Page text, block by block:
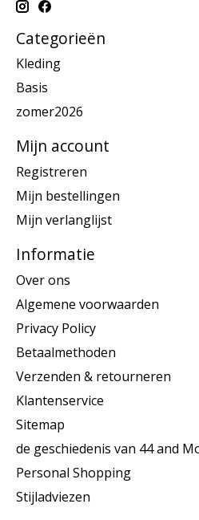
Categorieën
Kleding
Basis
zomer2026
Mijn account
Registreren
Mijn bestellingen
Mijn verlanglijst
Informatie
Over ons
Algemene voorwaarden
Privacy Policy
Betaalmethoden
Verzenden & retourneren
Klantenservice
Sitemap
de geschiedenis van 44 and
Personal Shopping
Stijladviezen